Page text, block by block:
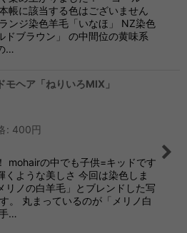
帳に該当する色はございません
ンジ染色羊毛「いなほ」 NZ染色
ドブラウン」 の中間位の黄味系
…
ヘア「ねりいろMIX」
: 400円
mohairの中でも子供=キッドです
くような美しさ 今回は染色しま
リノの白羊毛」とブレンドした写
。 丸まっているのが「メリノ白
…